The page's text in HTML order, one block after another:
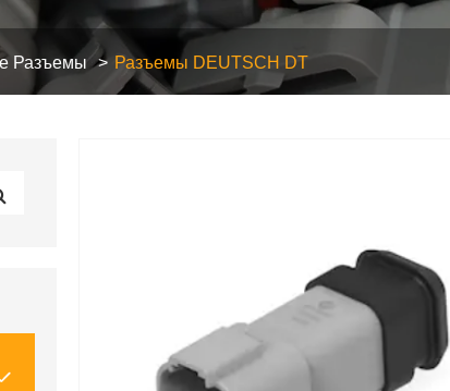
Разъемы Разъемы DEUTSCH DT